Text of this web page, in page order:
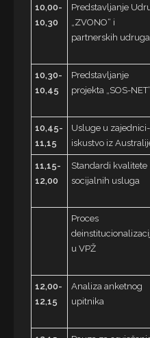
10,00-
10,30
Predstavljanje
„ZVONO“ i
partnerskih udruga
10,30-
10,45
Predstavljanje
projekta „SOS-NET“
10,45-
11,15
Usluge u zajednici-
iskustvo iz
11,15-
12,00
Standardi kvalitete
socijalnih usluga
Proces
u VPŽ
12,00-
12,15
Analiza anketnog
upitnika